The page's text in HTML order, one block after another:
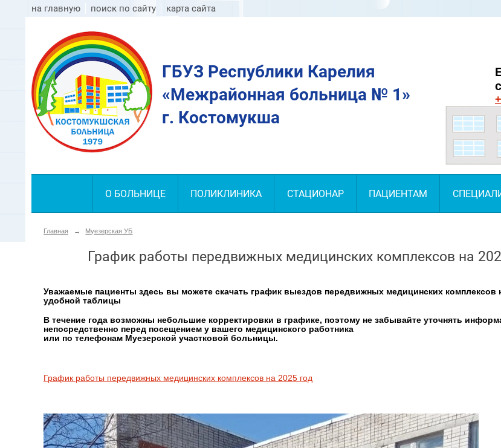
на главную поиск по сайту карта сайта
ГБУЗ Республики Карелия
«Межрайонная больница № 1»
г. Костомукша
О БОЛЬНИЦЕ ПОЛИКЛИНИКА СТАЦИОНАР ПАЦИЕНТАМ
Главная → Муезерская УБ
График работы передвижных медицинских комплексов на
Уважаемые пациенты здесь вы можете скачать график выездов передвижных медицинских комплексов
удобной таблицы
В течение года возможны небольшие корректировки в графике, поэтому не забывайте уточнять
непосредственно перед посещением у вашего медицинского работника
или по телефонам Муезерской участковой больницы.
График работы передвижных медицинских комплексов на 2025 год